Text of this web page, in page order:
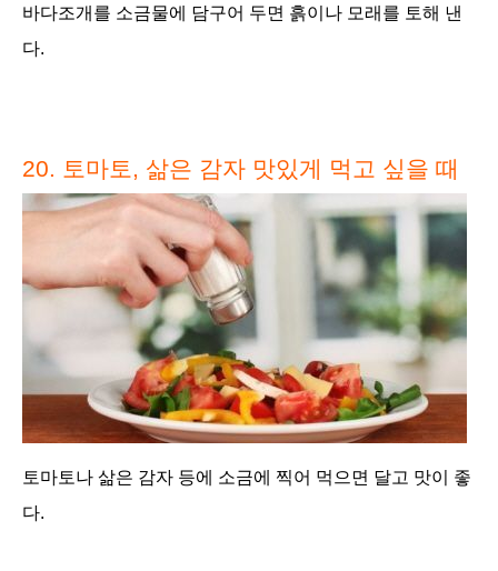
바다조개를 소금물에 담구어 두면 흙이나 모래를 토해 낸
다.
20. 토마토, 삶은 감자 맛있게 먹고 싶을 때
토마토나 삶은 감자 등에 소금에 찍어 먹으면 달고 맛이 좋
다.